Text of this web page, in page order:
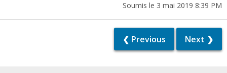
Soumis le 3 mai 2019 8:39 PM
❮ Previous Next ❯